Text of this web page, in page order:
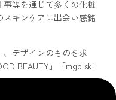
等を通じて多くの化粧
キンケアに出会い感銘
デザインのものを求
BEAUTY」「mgb ski